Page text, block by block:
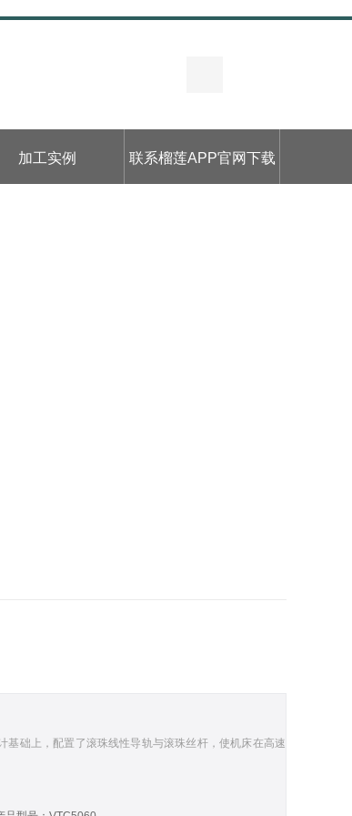
加工实例 联系榴莲APP官网下载
上，配置了滚珠线性导轨与滚珠丝杆，使机床在高速